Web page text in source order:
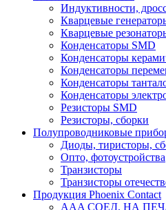
Индуктивности,
Кварцевые
Кварцевые
Конденсаторы SMD
Конденсаторы
Конденсаторы
Конденсаторы
Конденсаторы
Резисторы SMD
Резисторы, сборки
Полупроводниковые
Диоды, тиристоры,
Опто, фотоустройства
Транзисторы
Транзисторы
Продукция Phoenix Contact
AAA СОЕД. НА